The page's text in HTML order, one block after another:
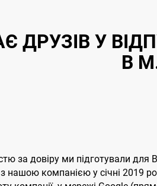
ДРУЗІВ У
В
за довіру ми підготували
нашою компанією у січні 2019